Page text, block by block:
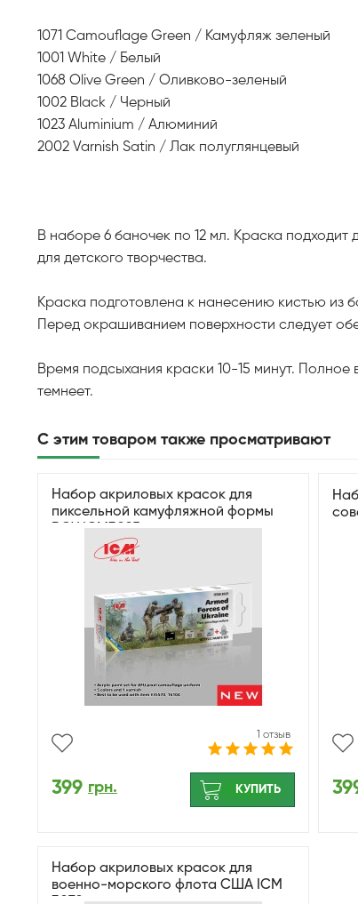
1071 Camouflage Green / Камуфляж зеленый
1001 White / Белый
1068 Olive Green / Оливково-зеленый
1002 Black / Черный
1023 Aluminium / Алюминий
2002 Varnish Satin / Лак полуглянцевый
В наборе 6 баночек по 12 мл. Краска подходит
для детского творчества.
Краска подготовлена к нанесению кистью из
Перед окрашиванием поверхности следует
Время подсыхания краски 10-15 минут.
темнеет.
С этим товаром также просматривают
Набор акриловых красок для
пиксельной камуфляжной формы
ВСУ ICM3025
1 отзыв
399 грн. КУПИТЬ
Набор акриловых красок для
военно-морского флота США ICM